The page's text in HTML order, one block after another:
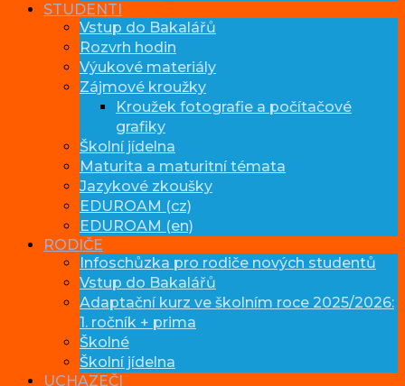
STUDENTI
Vstup do Bakalářů
Rozvrh hodin
Výukové materiály
Zájmové kroužky
Kroužek fotografie a počítačové
grafiky
Školní jídelna
Maturita a maturitní témata
Jazykové zkoušky
EDUROAM (cz)
EDUROAM (en)
RODIČE
Infoschůzka pro rodiče nových studentů
Vstup do Bakalářů
Adaptační kurz ve školním roce 2025/2026:
1. ročník + prima
Školné
Školní jídelna
UCHAZEČI